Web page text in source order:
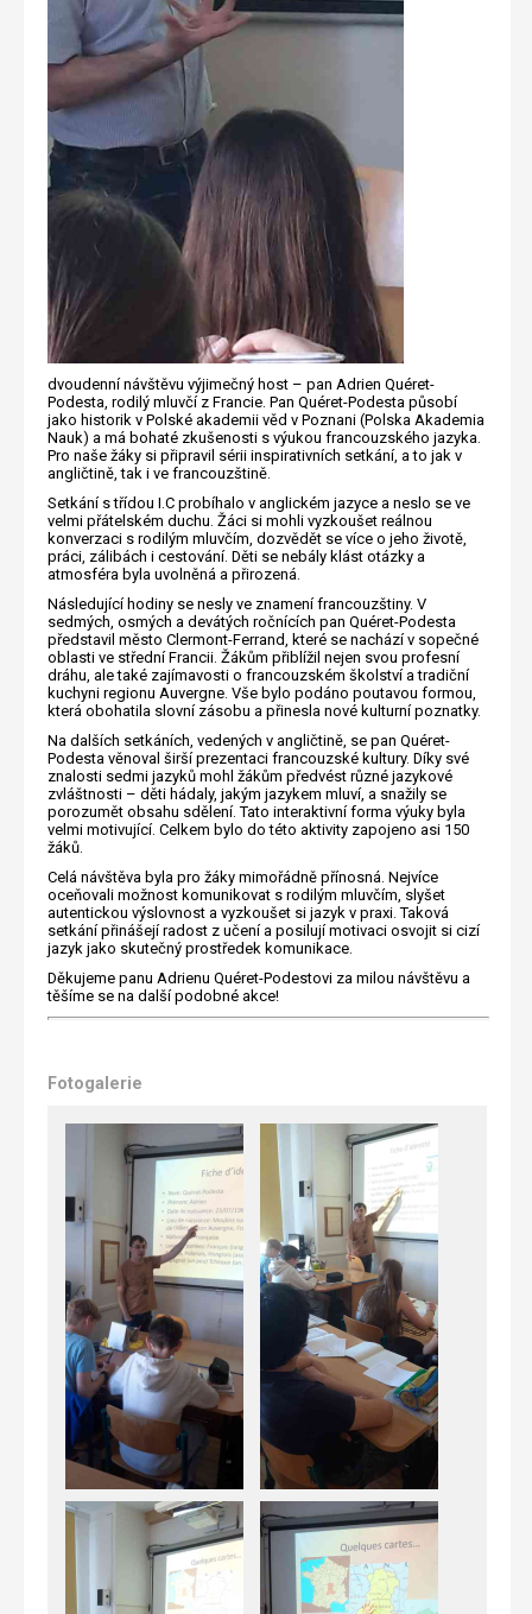
dvoudenní návštěvu výjimečný host – pan Adrien Quéret-
Podesta, rodilý mluvčí z Francie. Pan Quéret-Podesta působí
jako historik v Polské akademii věd v Poznani (Polska Akademia
Nauk) a má bohaté zkušenosti s výukou francouzského jazyka.
Pro naše žáky si připravil sérii inspirativních setkání, a to jak v
angličtině, tak i ve francouzštině.
Setkání s třídou I.C probíhalo v anglickém jazyce a neslo se ve
velmi přátelském duchu. Žáci si mohli vyzkoušet reálnou
konverzaci s rodilým mluvčím, dozvědět se více o jeho životě,
práci, zálibách i cestování. Děti se nebály klást otázky a
atmosféra byla uvolněná a přirozená.
Následující hodiny se nesly ve znamení francouzštiny. V
sedmých, osmých a devátých ročnících pan Quéret-Podesta
představil město Clermont-Ferrand, které se nachází v sopečné
oblasti ve střední Francii. Žákům přiblížil nejen svou profesní
dráhu, ale také zajímavosti o francouzském školství a tradiční
kuchyni regionu Auvergne. Vše bylo podáno poutavou formou,
která obohatila slovní zásobu a přinesla nové kulturní poznatky.
Na dalších setkáních, vedených v angličtině, se pan Quéret-
Podesta věnoval širší prezentaci francouzské kultury. Díky své
znalosti sedmi jazyků mohl žákům předvést různé jazykové
zvláštnosti – děti hádaly, jakým jazykem mluví, a snažily se
porozumět obsahu sdělení. Tato interaktivní forma výuky byla
velmi motivující. Celkem bylo do této aktivity zapojeno asi 150
žáků.
Celá návštěva byla pro žáky mimořádně přínosná. Nejvíce
oceňovali možnost komunikovat s rodilým mluvčím, slyšet
autentickou výslovnost a vyzkoušet si jazyk v praxi. Taková
setkání přinášejí radost z učení a posilují motivaci osvojit si cizí
jazyk jako skutečný prostředek komunikace.
Děkujeme panu Adrienu Quéret-Podestovi za milou návštěvu a
těšíme se na další podobné akce!
Fotogalerie